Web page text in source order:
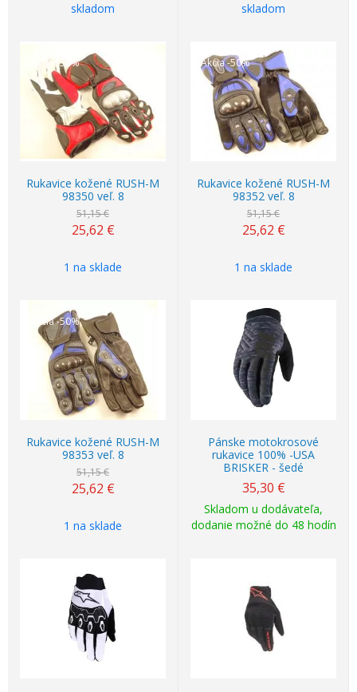
skladom skladom
Akcia -50%
Rukavice kožené RUSH-M
98350 veľ. 8
51,15 €
25,62 €
1 na sklade
Akcia-50%
Rukavice kožené RUSH-M
98352 veľ. 8
51,15 €
25,62 €
1 na sklade
Akcia-50%
Rukavice kožené RUSH-M
98353 veľ. 8
51,15 €
25,62 €
1 na sklade
Pánske motokrosové
rukavice 100% -USA
BRISKER - šedé
35,30 €
Skladom u dodávateľa,
dodanie možné do 48 hodín